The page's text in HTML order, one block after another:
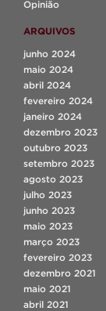
Opinião
ARQUIVOS
junho 2024
maio 2024
abril 2024
fevereiro 2024
janeiro 2024
dezembro 2023
outubro 2023
setembro 2023
agosto 2023
julho 2023
junho 2023
maio 2023
março 2023
fevereiro 2023
dezembro 2021
maio 2021
abril 2021